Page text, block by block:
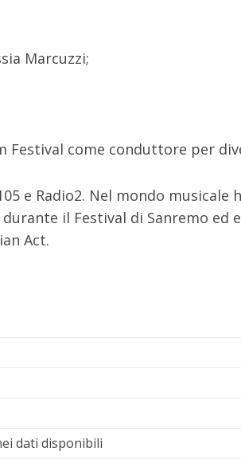
Marcuzzi;
Festival come conduttore per
e Radio2. Nel mondo musicale
il Festival di Sanremo ed
Act.
dati disponibili